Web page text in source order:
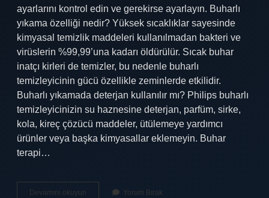
ayarlarını kontrol edin ve gerekirse ayarlayın. Buharlı
yıkama özelliği nedir? Yüksek sıcaklıklar sayesinde
kimyasal temizlik maddeleri kullanılmadan bakteri ve
virüslerin %99,99’una kadarı öldürülür. Sıcak buhar
inatçı kirleri de temizler, bu nedenle buharlı
temizleyicinin gücü özellikle zeminlerde etkilidir.
Buharlı yıkamada deterjan kullanılır mı? Philips buharlı
temizleyicinizin su haznesine deterjan, parfüm, sirke,
kola, kireç çözücü maddeler, ütülemeye yardımcı
ürünler veya başka kimyasallar eklemeyin. Buhar
terapi…
Devamını okuyun Yorum Bırak